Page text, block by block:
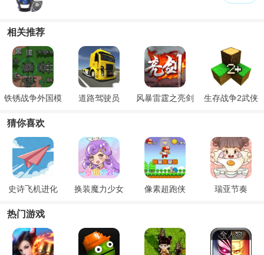
相关推荐
铁锈战争外国模
道路驾驶员 风暴雷霆之亮剑
生存战争2武侠
猜你喜欢
史诗飞机进化 换装魔力少女 像素超跑侠 瑞亚节奏
热门游戏